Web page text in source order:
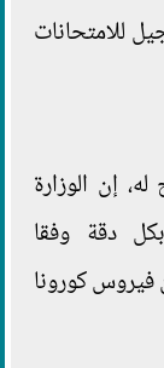
للامتحانات
إن الوزارة
دقة وفقا
فيروس كورونا